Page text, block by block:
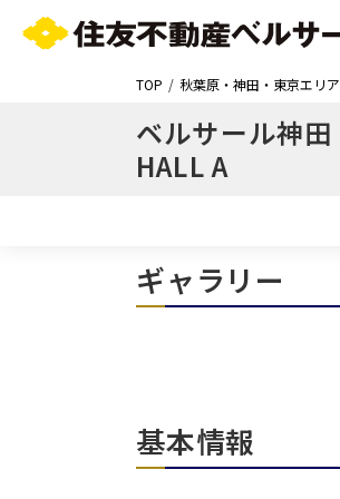
TOP 秋葉原・神田・東京エリア
ベルサール神田
HALL A
ギャラリー
基本情報